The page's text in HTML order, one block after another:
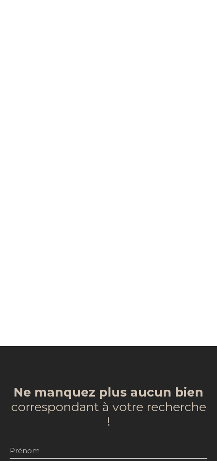
Ne manquez plus aucun bien
correspondant à votre recherche
!
Prénom